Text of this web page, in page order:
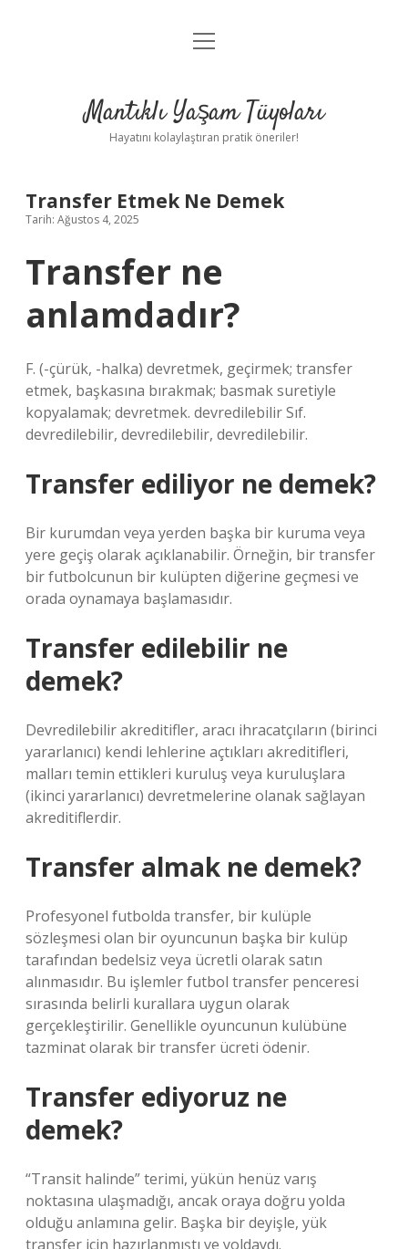
Anasayfa
Yasal Uyarı
menüyü
Mantıklı Yaşam Tüyoları
Hayatını kolaylaştıran pratik öneriler!
Transfer Etmek Ne Demek
Tarih: Ağustos 4, 2025
Transfer ne
anlamdadır?
F. (-çürük, -halka) devretmek, geçirmek; transfer
etmek, başkasına bırakmak; basmak suretiyle
kopyalamak; devretmek. devredilebilir Sıf.
devredilebilir, devredilebilir, devredilebilir.
Transfer ediliyor ne demek?
Bir kurumdan veya yerden başka bir kuruma veya
yere geçiş olarak açıklanabilir. Örneğin, bir transfer
bir futbolcunun bir kulüpten diğerine geçmesi ve
orada oynamaya başlamasıdır.
Transfer edilebilir ne
demek?
Devredilebilir akreditifler, aracı ihracatçıların (birinci
yararlanıcı) kendi lehlerine açtıkları akreditifleri,
malları temin ettikleri kuruluş veya kuruluşlara
(ikinci yararlanıcı) devretmelerine olanak sağlayan
akreditiflerdir.
Transfer almak ne demek?
Profesyonel futbolda transfer, bir kulüple
sözleşmesi olan bir oyuncunun başka bir kulüp
tarafından bedelsiz veya ücretli olarak satın
alınmasıdır. Bu işlemler futbol transfer penceresi
sırasında belirli kurallara uygun olarak
gerçekleştirilir. Genellikle oyuncunun kulübüne
tazminat olarak bir transfer ücreti ödenir.
Transfer ediyoruz ne
demek?
“Transit halinde” terimi, yükün henüz varış
noktasına ulaşmadığı, ancak oraya doğru yolda
olduğu anlamına gelir. Başka bir deyişle, yük
transfer için hazırlanmıştı ve yoldaydı.